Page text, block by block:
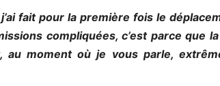
fait pour la première fois le
compliquées, c’est parce que
au moment où je vous parle,